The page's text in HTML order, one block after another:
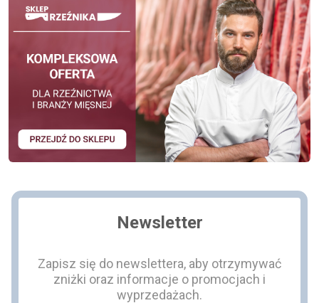
Newsletter
Zapisz się do newslettera, aby otrzymywać
zniżki oraz informacje o promocjach i
wyprzedażach.